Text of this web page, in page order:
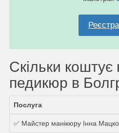
Скільки коштує
педикюр в
Послуга
✅ Майстер манікюру Інна Мацко